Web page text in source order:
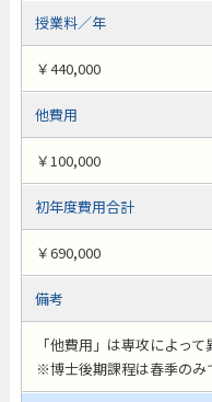
授業料／年
￥440,000
他費用
￥100,000
初年度費用合計
￥690,000
備考
「他費用」は専攻によっ
※博士後期課程は春季のみ